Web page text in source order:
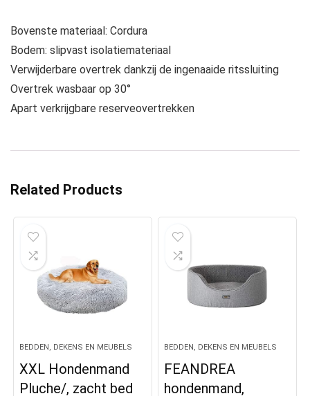
Bovenste materiaal: Cordura
Bodem: slipvast isolatiemateriaal
Verwijderbare overtrek dankzij de ingenaaide ritssluiting
Overtrek wasbaar op 30°
Apart verkrijgbare reserveovertrekken
Related Products
BEDDEN, DEKENS EN MEUBELS
XXL Hondenmand
Pluche/, zacht bed
BEDDEN, DEKENS EN MEUBELS
FEANDREA
hondenmand,